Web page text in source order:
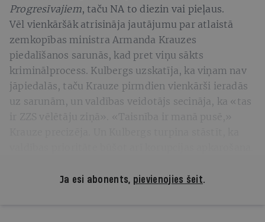
Progresīvajiem, taču NA to diezin vai pieļaus.
Vēl vienkāršāk atrisināja jautājumu par atlaistā
zemkopības ministra Armanda Krauzes
piedalīšanos sarunās, kad pret viņu sākts
kriminālprocess. Kulbergs uzskatīja, ka viņam nav
jāpiedalās, taču Krauze pirmdien vienkārši ieradās
uz sarunām, un valdības veidotājs secināja, ka «tas
ir ZZS vēlētāju ziņā». «Taisnība ir manā pusē,»
Ja esi abonents, pievienojies šeit.